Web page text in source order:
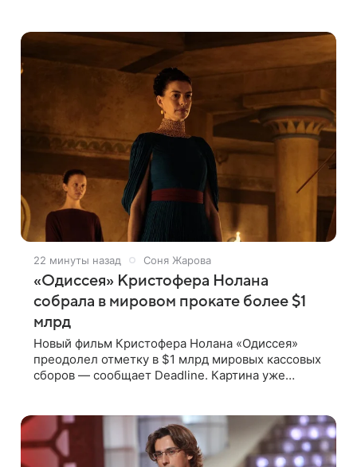
марта 1978 года
22 минуты назад Соня Жарова
«Одиссея» Кристофера Нолана
собрала в мировом прокате более $1
млрд
Новый фильм Кристофера Нолана «Одиссея»
преодолел отметку в $1 млрд мировых кассовых
сборов — сообщает Deadline. Картина уже